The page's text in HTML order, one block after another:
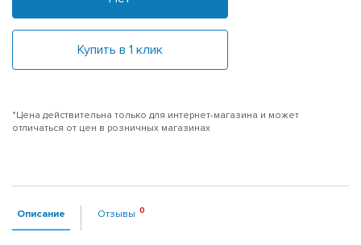
Купить в 1 клик
*Цена действительна только для интернет-магазина и может
отличаться от цен в розничных магазинах
Описание Отзывы